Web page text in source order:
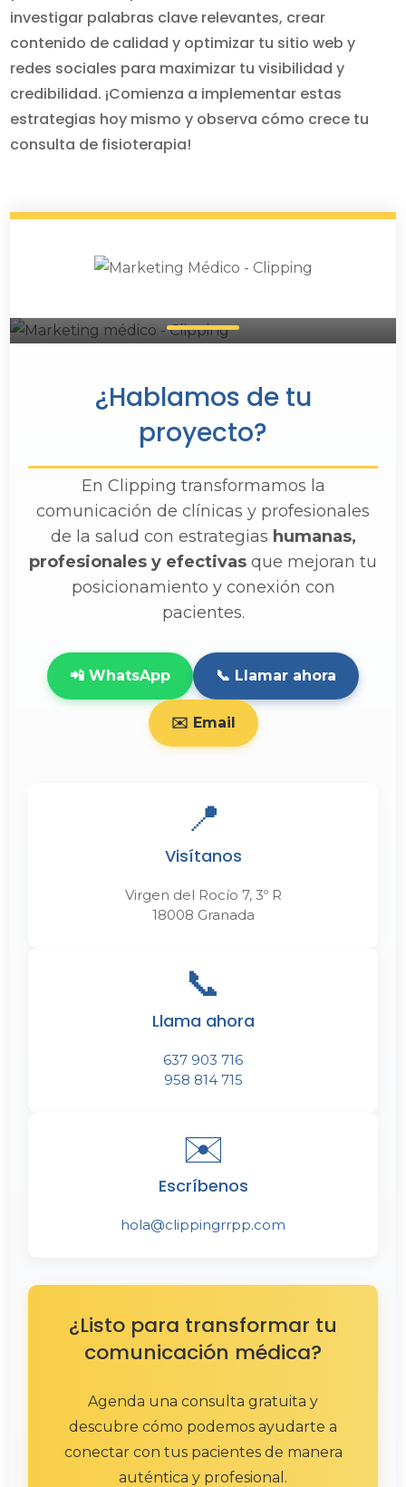
investigar palabras clave relevantes, crear
contenido de calidad y optimizar tu sitio web y
redes sociales para maximizar tu visibilidad y
credibilidad. ¡Comienza a implementar estas
estrategias hoy mismo y observa cómo crece tu
consulta de fisioterapia!
Expertos en Marketing
¿Hablamos de tu
proyecto?
En Clipping transformamos la
comunicación de clínicas y profesionales
de la salud con estrategias humanas,
profesionales y efectivas que mejoran tu
posicionamiento y conexión con
pacientes.
📲 WhatsApp 📞 Llamar ahora
✉️ Email
📍
Visítanos
Virgen del Rocío 7, 3º R
18008 Granada
📞
Llama ahora
637 903 716
958 814 715
✉️
Escríbenos
hola@clippingrrpp.com
¿Listo para transformar tu
comunicación médica?
Agenda una consulta gratuita y
descubre cómo podemos ayudarte a
conectar con tus pacientes de manera
auténtica y profesional.